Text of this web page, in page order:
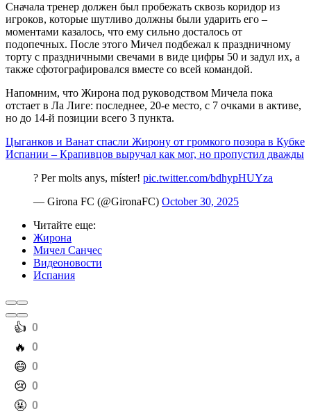
Сначала тренер должен был пробежать сквозь коридор из
игроков, которые шутливо должны были ударить его –
моментами казалось, что ему сильно досталось от
подопечных. После этого Мичел подбежал к праздничному
торту с праздничными свечами в виде цифры 50 и задул их, а
также сфотографировался вместе со всей командой.
Напомним, что Жирона под руководством Мичела пока
отстает в Ла Лиге: последнее, 20-е место, с 7 очками в активе,
но до 14-й позиции всего 3 пункта.
Цыганков и Ванат спасли Жирону от громкого позора в Кубке
Испании – Крапивцов выручал как мог, но пропустил дважды
? Per molts anys, míster! pic.twitter.com/bdhypHUYza
— Girona FC (@GironaFC) October 30, 2025
Читайте еще:
Жирона
Мичел Санчес
Видеоновости
Испания
️👍 0
️🔥 0
️😄 0
️😢 0
️🤬 0